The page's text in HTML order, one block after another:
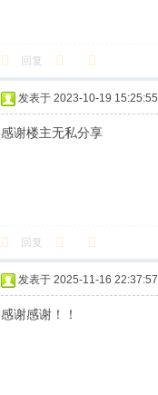
回复
发表于 2023-10-19 15:25:55
感谢楼主无私分享
回复
发表于 2025-11-16 22:37:57
感谢感谢！！